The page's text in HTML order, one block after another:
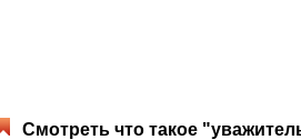
Смотреть что такое